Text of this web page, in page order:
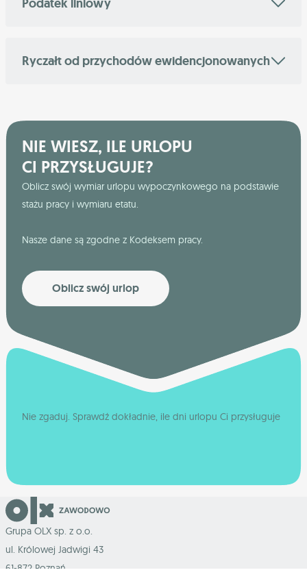
Podatek liniowy
Ryczałt od przychodów ewidencjonowanych
NIE WIESZ, ILE URLOPU
CI PRZYSŁUGUJE?
Oblicz swój wymiar urlopu wypoczynkowego na podstawie
stażu pracy i wymiaru etatu.
Nasze dane są zgodne z Kodeksem pracy.
Oblicz swój urlop
Nie zgaduj. Sprawdź dokładnie, ile dni urlopu Ci przysługuje
Grupa OLX sp. z o.o.
ul. Królowej Jadwigi 43
61-872 Poznań